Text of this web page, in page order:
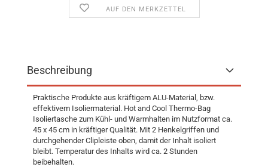
AUF DEN MERKZETTEL
Beschreibung
Praktische Produkte aus kräftigem ALU-Material, bzw.
effektivem Isoliermaterial. Hot and Cool Thermo-Bag
Isoliertasche zum Kühl- und Warmhalten im Nutzformat ca.
45 x 45 cm in kräftiger Qualität. Mit 2 Henkelgriffen und
durchgehender Clipleiste oben, damit der Inhalt isoliert
bleibt. Temperatur des Inhalts wird ca. 2 Stunden
beibehalten.